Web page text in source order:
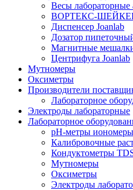
Весы лабораторные
ВОРТЕКС-
Диспенсер Joanlab
Дозатор
Магнитные
Центрифуга Joanlab
Мутномеры
Оксиметры
Производители
Лабораторное
Электроды лабораторные
Лабораторное
pH-метры иономеры
Калибровочные
Кондуктометры
Мутномеры
Оксиметры
Электроды